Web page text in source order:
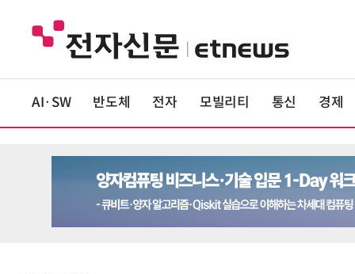
AI·SW 반도체 전자 모빌리티 통신 경제